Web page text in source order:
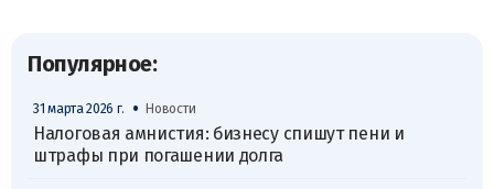
Популярное:
31 марта 2026 г. • Новости
Налоговая амнистия: бизнесу спишут пени и
штрафы при погашении долга